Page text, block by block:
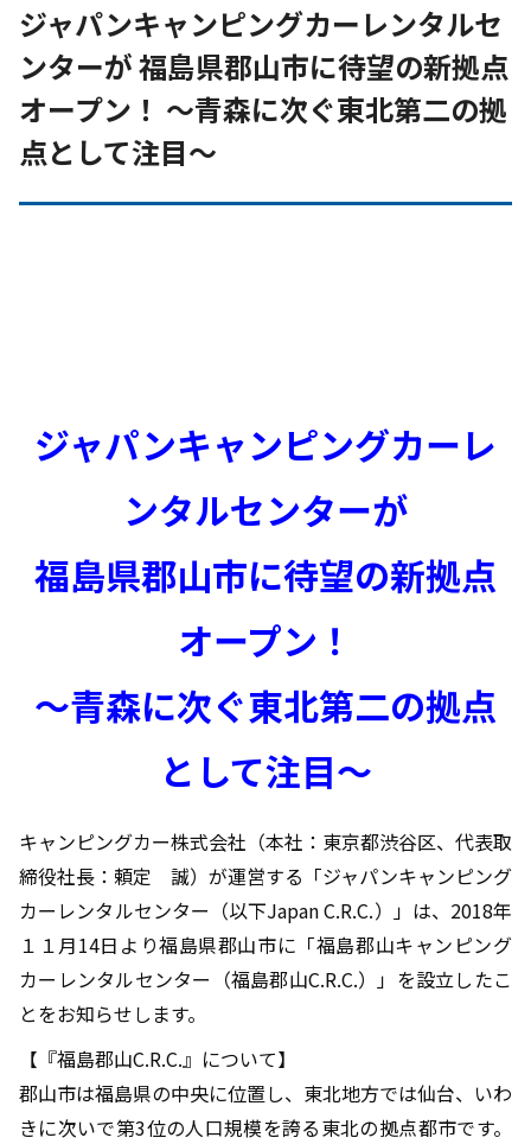
ジャパンキャンピングカーレンタルセ
ンターが 福島県郡山市に待望の新拠点
オープン！ ～青森に次ぐ東北第二の拠
点として注目～
ジャパンキャンピングカーレ
ンタルセンターが
福島県郡山市に待望の新拠点
オープン！
～青森に次ぐ東北第二の拠点
として注目～
キャンピングカー株式会社（本社：東京都渋谷区、代表取
締役社長：頼定 誠）が運営する「ジャパンキャンピング
カーレンタルセンター（以下Japan C.R.C.）」は、2018年
１１月14日より福島県郡山市に「福島郡山キャンピング
カーレンタルセンター（福島郡山C.R.C.）」を設立したこ
とをお知らせします。
【『福島郡山C.R.C.』について】
郡山市は福島県の中央に位置し、東北地方では仙台、いわ
きに次いで第3位の人口規模を誇る東北の拠点都市です。